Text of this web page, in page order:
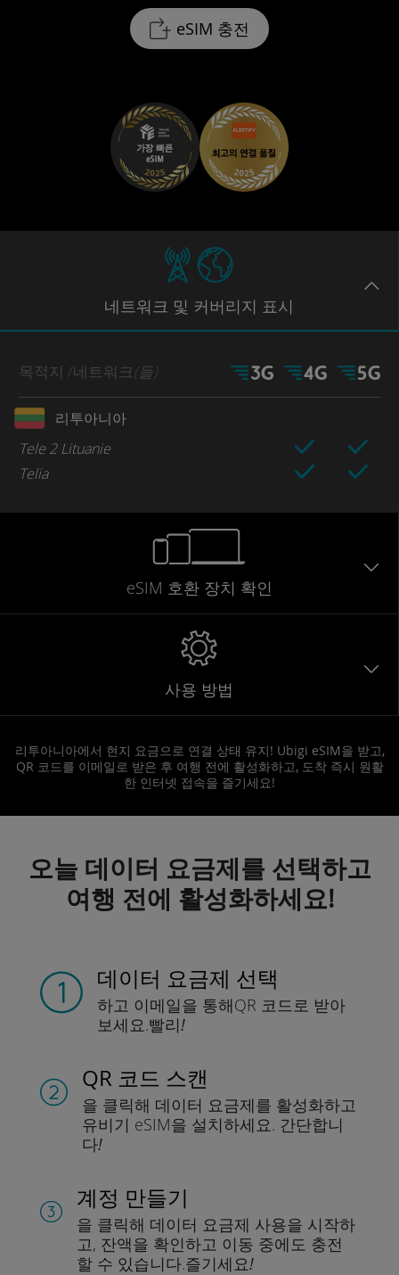
eSIM 충전
네트워크 및 커버리지 표시
목적지 /네트워크(들)
리투아니아
Tele 2 Lituanie
Telia
eSIM 호환 장치 확인
사용 방법
리투아니아에서 현지 요금으로 연결 상태 유지! Ubigi eSIM을 받고,
QR 코드를 이메일로 받은 후 여행 전에 활성화하고, 도착 즉시 원활
한 인터넷 접속을 즐기세요!
오늘 데이터 요금제를 선택하고
여행 전에 활성화하세요!
데이터 요금제 선택
하고 이메일을 통해QR 코드로 받아
보세요.빨리!
QR 코드 스캔
을 클릭해 데이터 요금제를 활성화하고
유비기 eSIM을 설치하세요. 간단합니
다!
계정 만들기
을 클릭해 데이터 요금제 사용을 시작하
고, 잔액을 확인하고 이동 중에도 충전
할 수 있습니다.즐기세요!